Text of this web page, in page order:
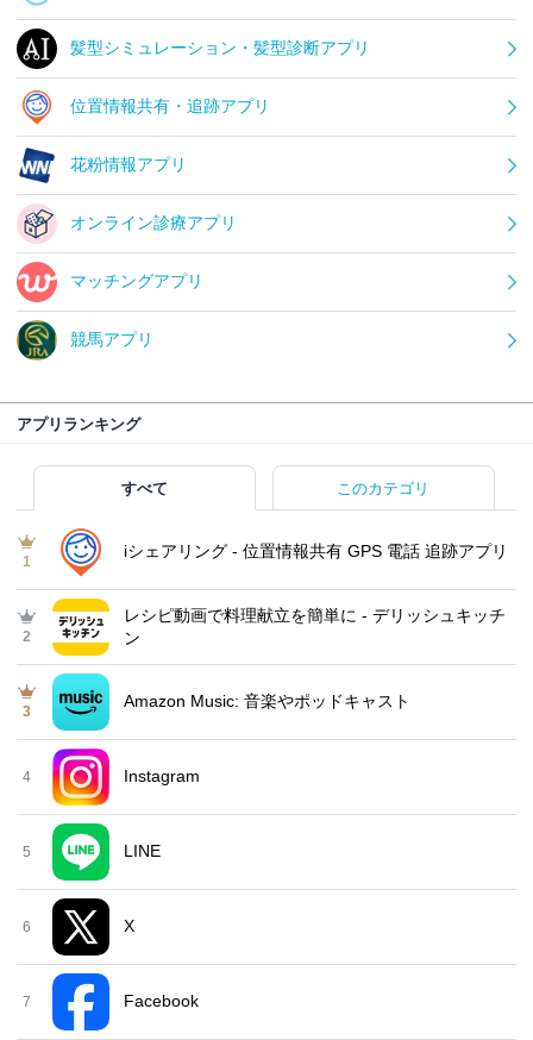
髪型シミュレーション・髪型診断アプリ
位置情報共有・追跡アプリ
花粉情報アプリ
オンライン診療アプリ
マッチングアプリ
競馬アプリ
アプリランキング
すべて このカテゴリ
1
iシェアリング - 位置情報共有 GPS 電話 追跡アプリ
2
レシピ動画で料理献立を簡単‪に - デリッシュキッチ
ン
3
Amazon Music: 音楽やポッドキャスト
4 Instagram
5 LINE
6 X
7 Facebook